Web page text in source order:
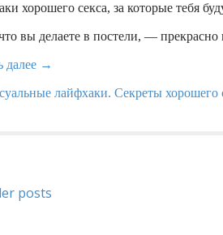
хорошего секса, за которые тебя
вы делаете в постели, —
далее →
posts